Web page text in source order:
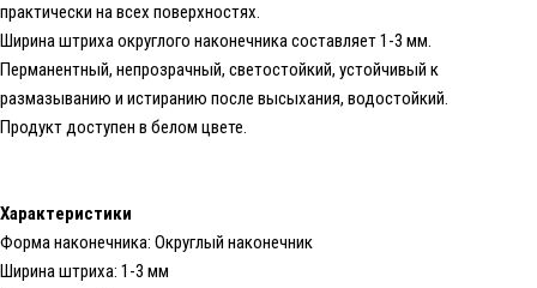
практически на всех поверхностях.
Ширина штриха округлого наконечника составляет 1-3 мм.
Перманентный, непрозрачный, светостойкий, устойчивый к
размазыванию и истиранию после высыхания, водостойкий.
Продукт доступен в белом цвете.
Характеристики
Форма наконечника: Округлый наконечник
Ширина штриха: 1-3 мм